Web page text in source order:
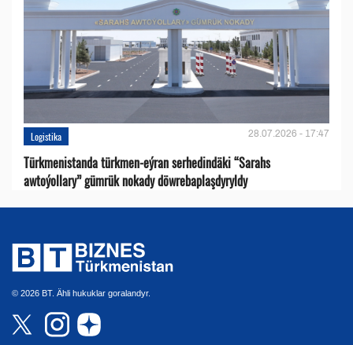
Logistika 28.07.2026 - 17:47
Türkmenistanda türkmen-eýran serhedindäki “Sarahs
awtoýollary” gümrük nokady döwrebaplaşdyryldy
© 2026 BT. Ähli hukuklar goralandyr.